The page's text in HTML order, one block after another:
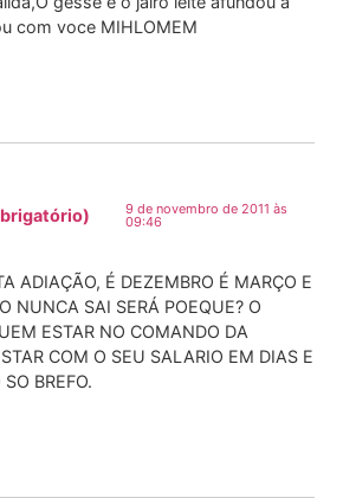
com voce MIHLOMEM
9 de novembro de 2011 às
09:46
ADIAÇÃO, É DEZEMBRO É MARÇO E
NUNCA SAI SERÁ POEQUE? O
ESTAR NO COMANDO DA
COM O SEU SALARIO EM DIAS E
BREFO.